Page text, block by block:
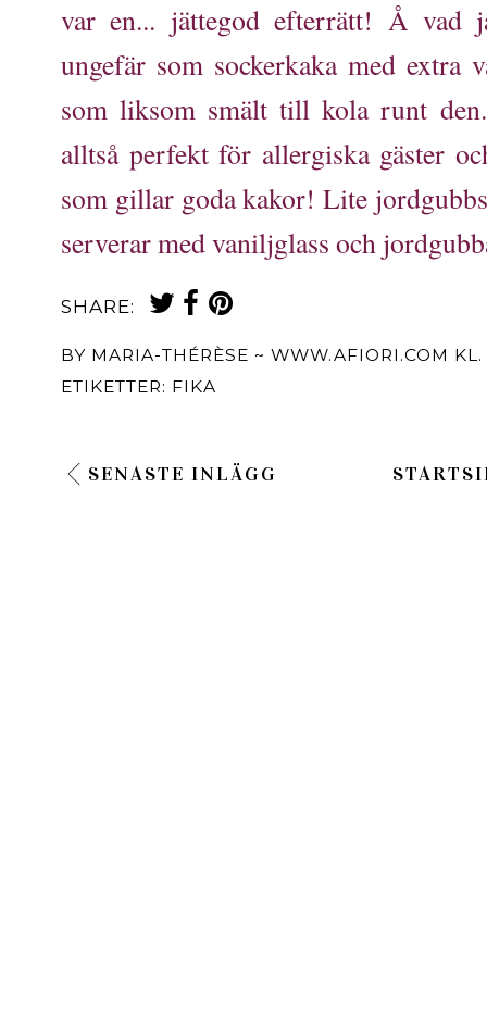
var en... jättegod efterrätt! Å vad
ungefär som sockerkaka med
som liksom smält till kola runt
alltså perfekt för allergiska gäster
som gillar goda kakor! Lite
serverar med vaniljglass och
SHARE:
BY MARIA-THÉRÈSE ~ WWW.AFIORI.COM KL.
ETIKETTER: FIKA
SENASTE INLÄGG